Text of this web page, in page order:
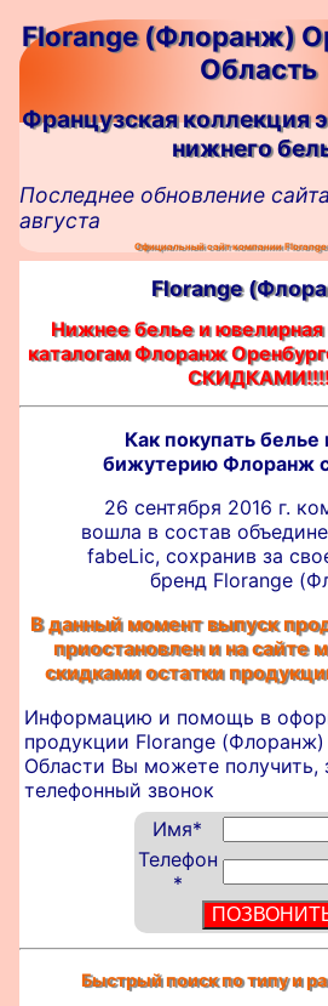
Florange (Флоранж)
Область
Французская коллекция
нижнего
Последнее обновление
августа
Официальный сайт компании
Florange
Нижнее белье и
каталогам Флоранж
Как покупать
бижутерию Флоранж
26 сентября 2016 г.
вошла в состав
fabeLic, сохранив за
бренд Florange
В данный момент выпуск
приостановлен и на сайте
скидками остатки
Информацию и помощь в
продукции Florange (Флоранж)
Области Вы можете получить,
телефонный звонок
Имя*
Телефон
*
Быстрый поиск по типу и